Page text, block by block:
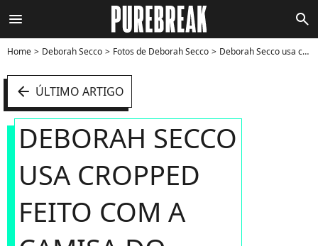
menu search
Home Deborah Secco Fotos de Deborah Secco Deborah Secco usa cropped feito com a camisa do SporTV, calça cargo e lingerie à mostra para apresentar programa da Copa do Mundo 2022 - Foto
arrow_left ÚLTIMO ARTIGO
DEBORAH SECCO
USA CROPPED
FEITO COM A